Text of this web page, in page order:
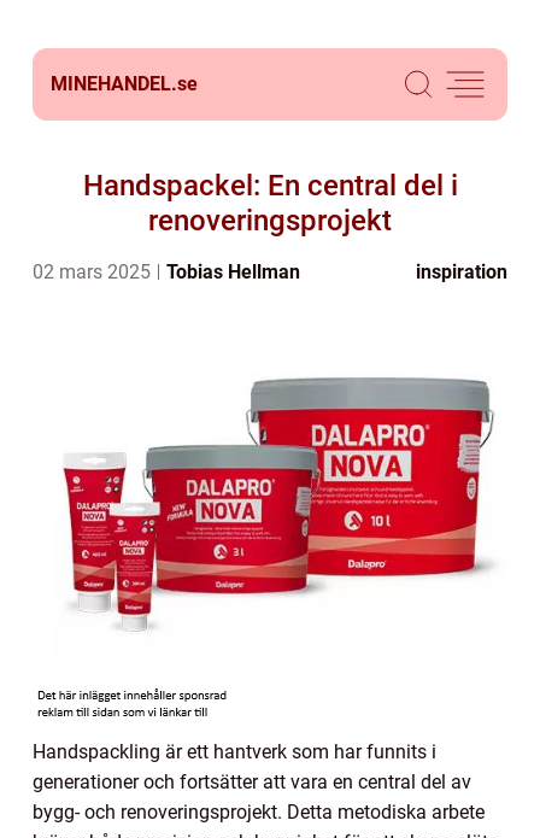
MINEHANDEL.se
Handspackel: En central del i
renoveringsprojekt
02 mars 2025 Tobias Hellman inspiration
Handspackling är ett hantverk som har funnits i
generationer och fortsätter att vara en central del av
bygg- och renoveringsprojekt. Detta metodiska arbete